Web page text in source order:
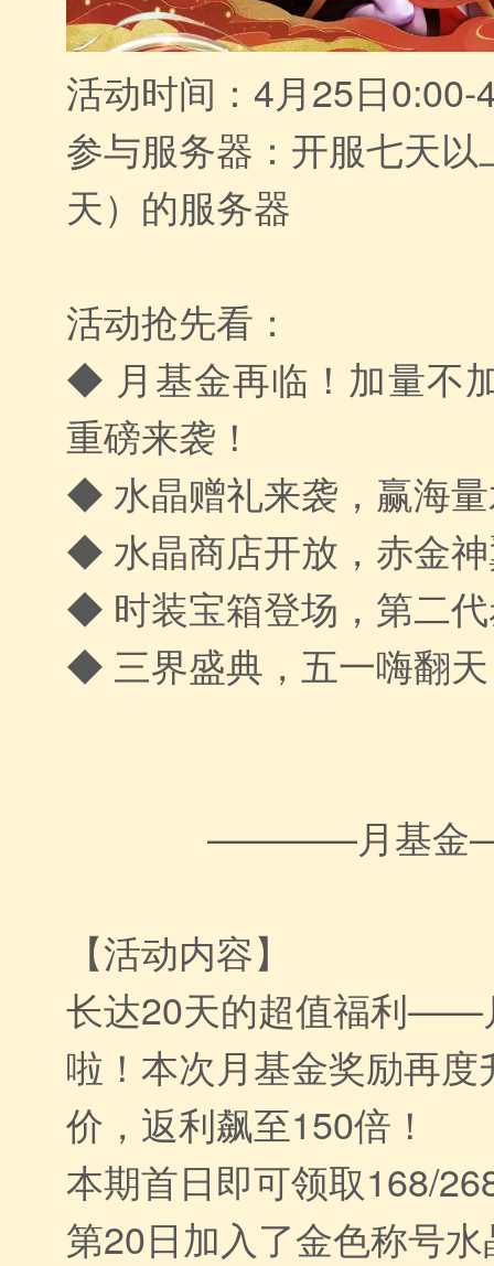
活动时间：4月25日0:00-
参与服务器：开服七天
天）的服务器
活动抢先看：
◆ 月基金再临！加量不
重磅来袭！
◆ 水晶赠礼来袭，赢海
◆ 水晶商店开放，赤金
◆ 时装宝箱登场，第二
◆ 三界盛典，五一嗨翻
————月基
【活动内容】
长达20天的超值福利——
啦！本次月基金奖励再
价，返利飙至150倍！
本期首日即可领取168/
第20日加入了金色称号